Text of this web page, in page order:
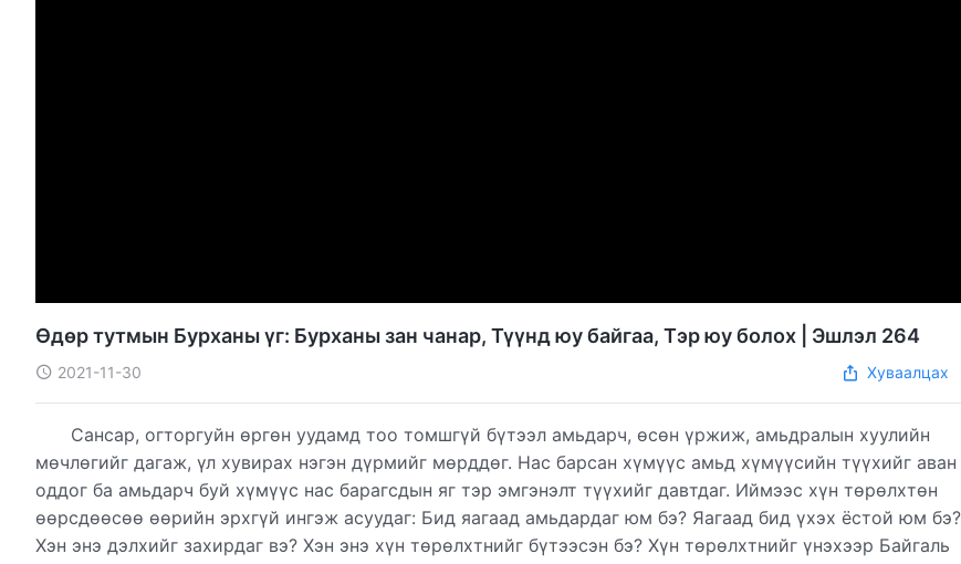
Өдөр тутмын Бурханы үг: Бурханы зан чанар, Түүнд юу байгаа, Тэр юу болох | Эшлэл 264
2021-11-30 Хуваалцах
Сансар, огторгуйн өргөн уудамд тоо томшгүй бүтээл амьдарч, өсөн үржиж, амьдралын хуулийн
мөчлөгийг дагаж, үл хувирах нэгэн дүрмийг мөрддөг. Нас барсан хүмүүс амьд хүмүүсийн түүхийг аван
оддог ба амьдарч буй хүмүүс нас барагсдын яг тэр эмгэнэлт түүхийг давтдаг. Иймээс хүн төрөлхтөн
өөрсдөөсөө өөрийн эрхгүй ингэж асуудаг: Бид яагаад амьдардаг юм бэ? Яагаад бид үхэх ёстой юм бэ?
Хэн энэ дэлхийг захирдаг вэ? Хэн энэ хүн төрөлхтнийг бүтээсэн бэ? Хүн төрөлхтнийг үнэхээр Байгаль